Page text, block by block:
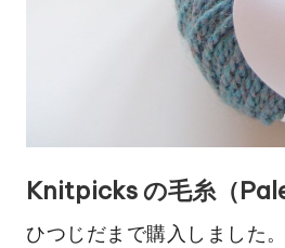
Knitpicks の毛糸（
ひつじだまで購入しました